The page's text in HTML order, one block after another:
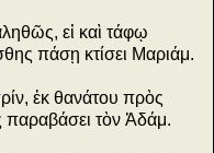
εἰ καὶ τάφῳ
πάσῃ κτίσει Μαριάμ.
ἐκ θανάτου πρὸς
παραβάσει τὸν Ἀδάμ.